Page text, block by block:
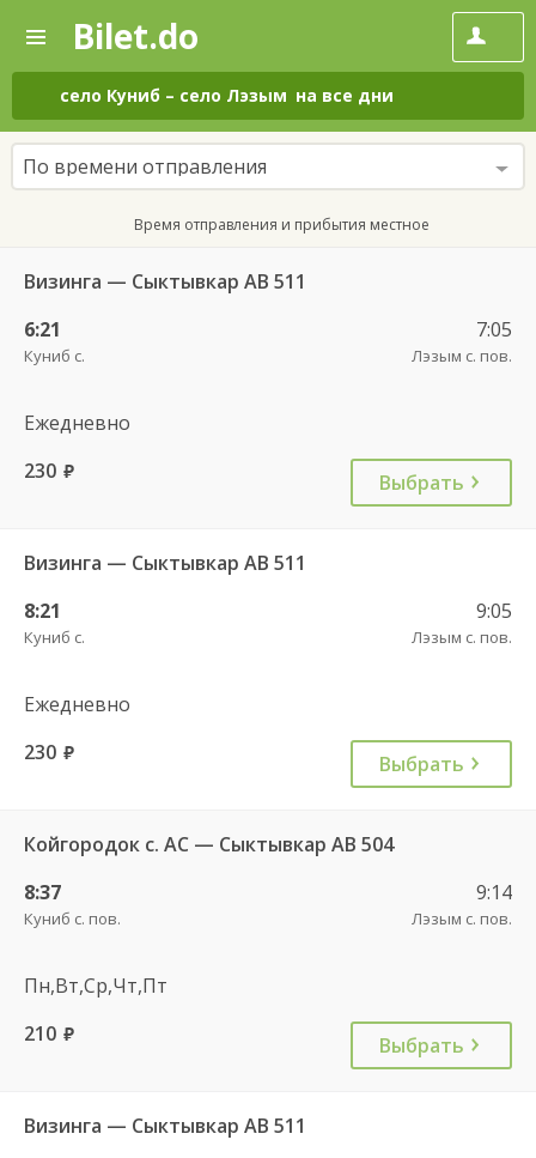
—
Поиск
и
покупка
билетов
на
автобус
онлайн
Bilet.do
село Куниб – село Лэзым на все дни
По времени отправления
Время отправления и прибытия местное
Визинга — Сыктывкар АВ 511
6:21
Куниб с.
7:05
Лэзым с. пов.
Ежедневно
230 руб. Выбрать
Визинга — Сыктывкар АВ 511
8:21
Куниб с.
9:05
Лэзым с. пов.
Ежедневно
230 руб. Выбрать
Койгородок с. АС — Сыктывкар АВ 504
8:37
Куниб с. пов.
9:14
Лэзым с. пов.
Пн,Вт,Ср,Чт,Пт
210 руб. Выбрать
Визинга — Сыктывкар АВ 511